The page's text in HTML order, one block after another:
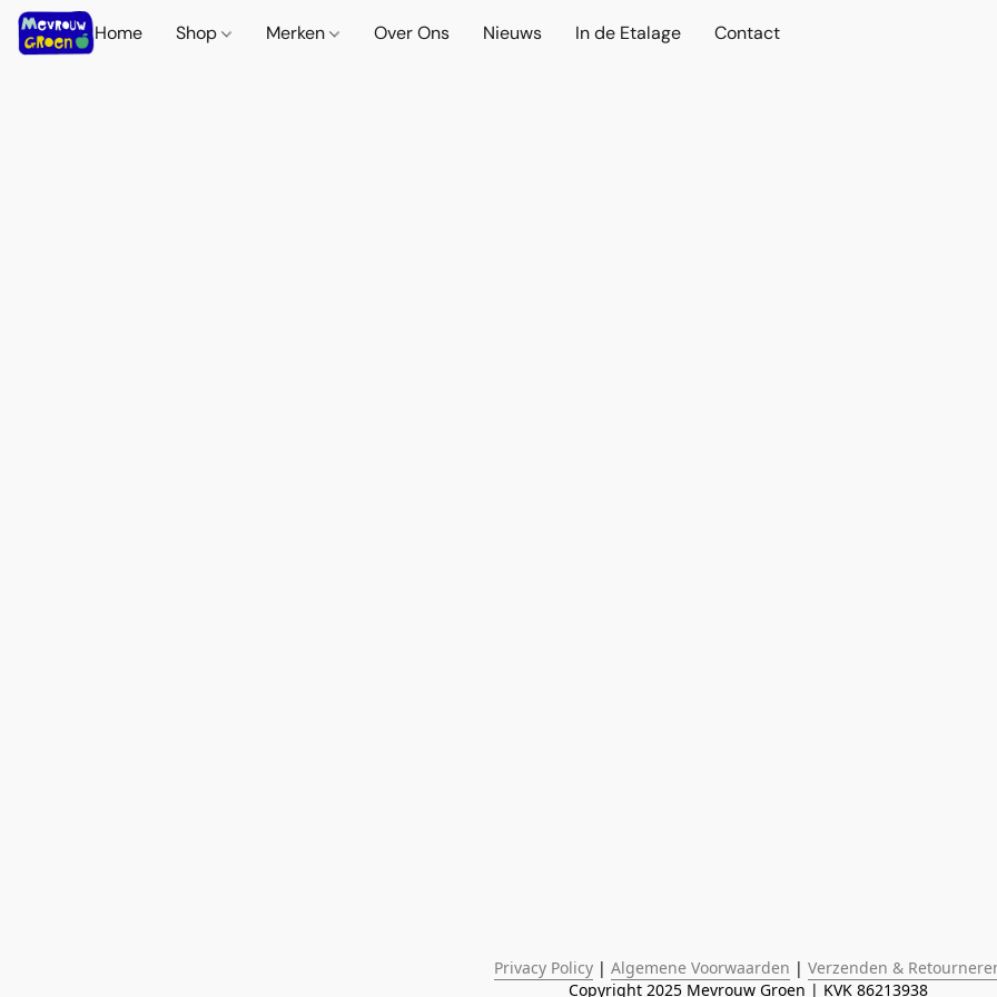
Home Shop Merken Over Ons Nieuws In de Etalage Contact
Privacy Policy | Algemene Voorwaarden | Verzenden &
Copyright 2025 Mevrouw Groen | KVK 86213938